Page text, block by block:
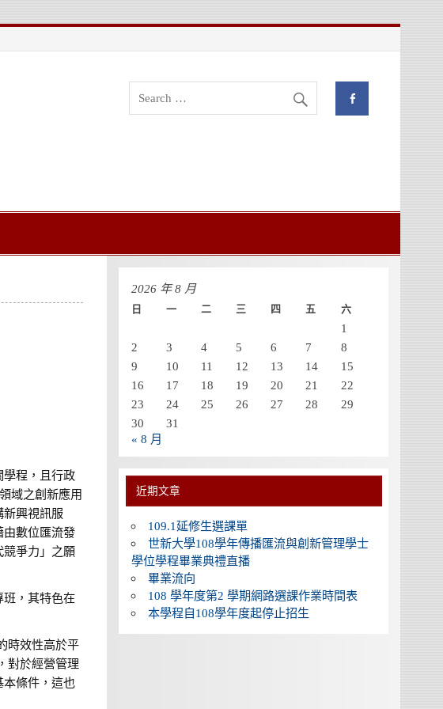
播匯流與創新管理學位學程
學程，且行政
域之創新應用
新興視訊服
由數位匯流發
競爭力」之願
班，其特色在
時效性高於平
對於經營管理
本條件，這也
2026 年 8 月
日 一 二 三 四 五 六
1
2
3 4 5 6 7
8
9
10 11 12 13 14
15
16
17 18 19 20 21
22
23
24 25 26 27 28
29
30
31
« 8 月
近期文章
109.1延修生選課單
世新大學108學年傳播匯流與創新管理學士
學位學程畢業典禮直播
畢業流向
108 學年度第2 學期網路選課作業時間表
本學程自108學年度起停止招生